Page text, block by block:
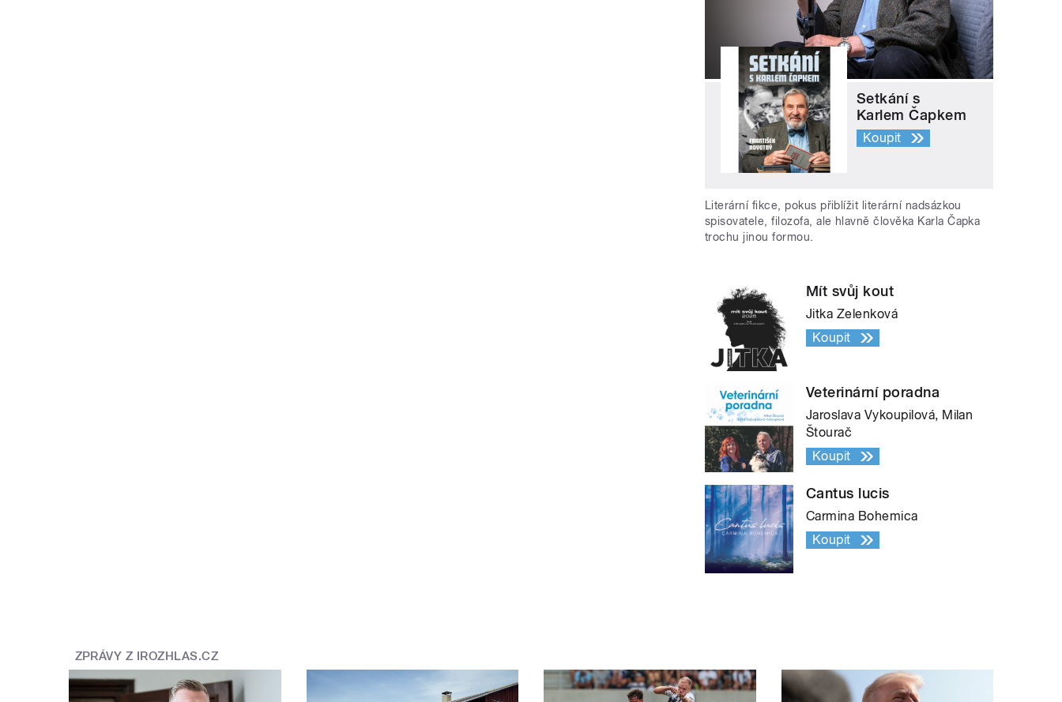
Setkání s
Karlem Čapkem
Koupit
Literární fikce, pokus přiblížit literární nadsázkou
spisovatele, filozofa, ale hlavně člověka Karla Čapka
trochu jinou formou.
Mít svůj kout
Jitka Zelenková
Koupit
Veterinární poradna
Jaroslava Vykoupilová, Milan
Štourač
Koupit
Cantus lucis
Carmina Bohemica
Koupit
ZPRÁVY Z IROZHLAS.CZ